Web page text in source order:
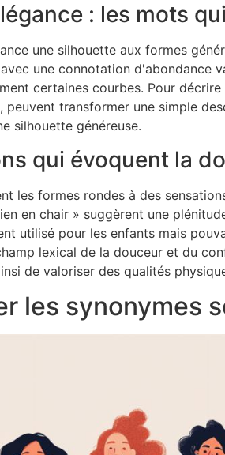
: les mots
une silhouette aux formes
une connotation d'abondance
certaines courbes. Pour
peuvent transformer une simple
silhouette généreuse.
qui évoquent la
les formes rondes à des
en chair » suggèrent une
utilisé pour les enfants mais
lexical de la douceur et du
de valoriser des qualités
les synonymes